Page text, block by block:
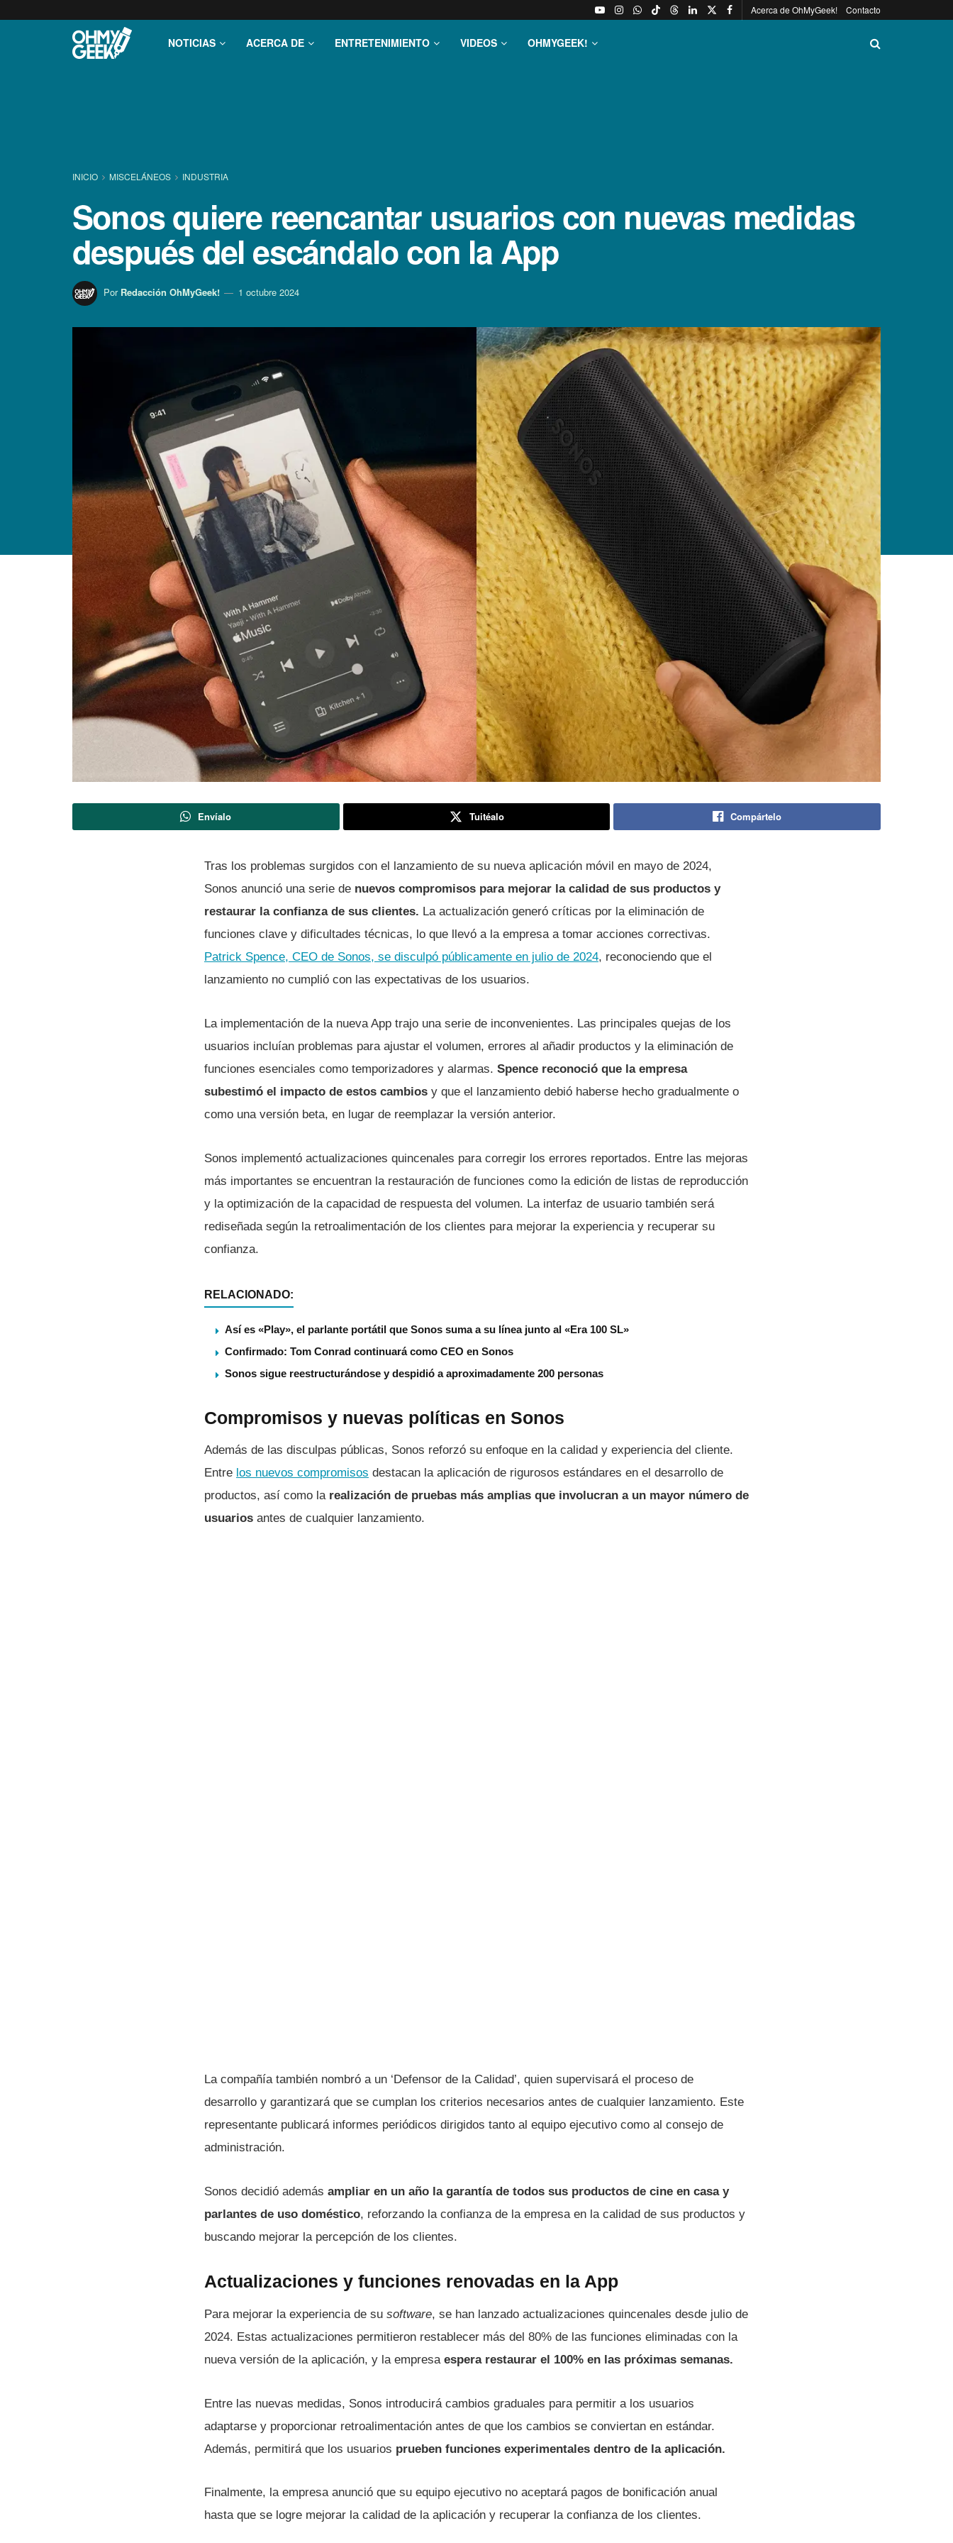
Acerca de OhMyGeek! Contacto
NOTICIAS ACERCA DE ENTRETENIMIENTO VIDEOS OHMYGEEK!
INICIO MISCELÁNEOS INDUSTRIA
Sonos quiere reencantar usuarios con nuevas medidas
después del escándalo con la App
Por Redacción OhMyGeek! 1 octubre 2024
Envíalo Tuitéalo Compártelo
Tras los problemas surgidos con el lanzamiento de su nueva aplicación móvil en mayo de 2024,
Sonos anunció una serie de nuevos compromisos para mejorar la calidad de sus productos y
restaurar la confianza de sus clientes. La actualización generó críticas por la eliminación de
funciones clave y dificultades técnicas, lo que llevó a la empresa a tomar acciones correctivas.
Patrick Spence, CEO de Sonos, se disculpó públicamente en julio de 2024, reconociendo que el
lanzamiento no cumplió con las expectativas de los usuarios.
La implementación de la nueva App trajo una serie de inconvenientes. Las principales quejas de los
usuarios incluían problemas para ajustar el volumen, errores al añadir productos y la eliminación de
funciones esenciales como temporizadores y alarmas. Spence reconoció que la empresa
subestimó el impacto de estos cambios y que el lanzamiento debió haberse hecho gradualmente o
como una versión beta, en lugar de reemplazar la versión anterior.
Sonos implementó actualizaciones quincenales para corregir los errores reportados. Entre las mejoras
más importantes se encuentran la restauración de funciones como la edición de listas de reproducción
y la optimización de la capacidad de respuesta del volumen. La interfaz de usuario también será
rediseñada según la retroalimentación de los clientes para mejorar la experiencia y recuperar su
confianza.
RELACIONADO:
Así es «Play», el parlante portátil que Sonos suma a su línea junto al «Era 100 SL»
Confirmado: Tom Conrad continuará como CEO en Sonos
Sonos sigue reestructurándose y despidió a aproximadamente 200 personas
Compromisos y nuevas políticas en Sonos
Además de las disculpas públicas, Sonos reforzó su enfoque en la calidad y experiencia del cliente.
Entre los nuevos compromisos destacan la aplicación de rigurosos estándares en el desarrollo de
productos, así como la realización de pruebas más amplias que involucran a un mayor número de
usuarios antes de cualquier lanzamiento.
La compañía también nombró a un ‘Defensor de la Calidad’, quien supervisará el proceso de
desarrollo y garantizará que se cumplan los criterios necesarios antes de cualquier lanzamiento. Este
representante publicará informes periódicos dirigidos tanto al equipo ejecutivo como al consejo de
administración.
Sonos decidió además ampliar en un año la garantía de todos sus productos de cine en casa y
parlantes de uso doméstico, reforzando la confianza de la empresa en la calidad de sus productos y
buscando mejorar la percepción de los clientes.
Actualizaciones y funciones renovadas en la App
Para mejorar la experiencia de su software, se han lanzado actualizaciones quincenales desde julio de
2024. Estas actualizaciones permitieron restablecer más del 80% de las funciones eliminadas con la
nueva versión de la aplicación, y la empresa espera restaurar el 100% en las próximas semanas.
Entre las nuevas medidas, Sonos introducirá cambios graduales para permitir a los usuarios
adaptarse y proporcionar retroalimentación antes de que los cambios se conviertan en estándar.
Además, permitirá que los usuarios prueben funciones experimentales dentro de la aplicación.
Finalmente, la empresa anunció que su equipo ejecutivo no aceptará pagos de bonificación anual
hasta que se logre mejorar la calidad de la aplicación y recuperar la confianza de los clientes.